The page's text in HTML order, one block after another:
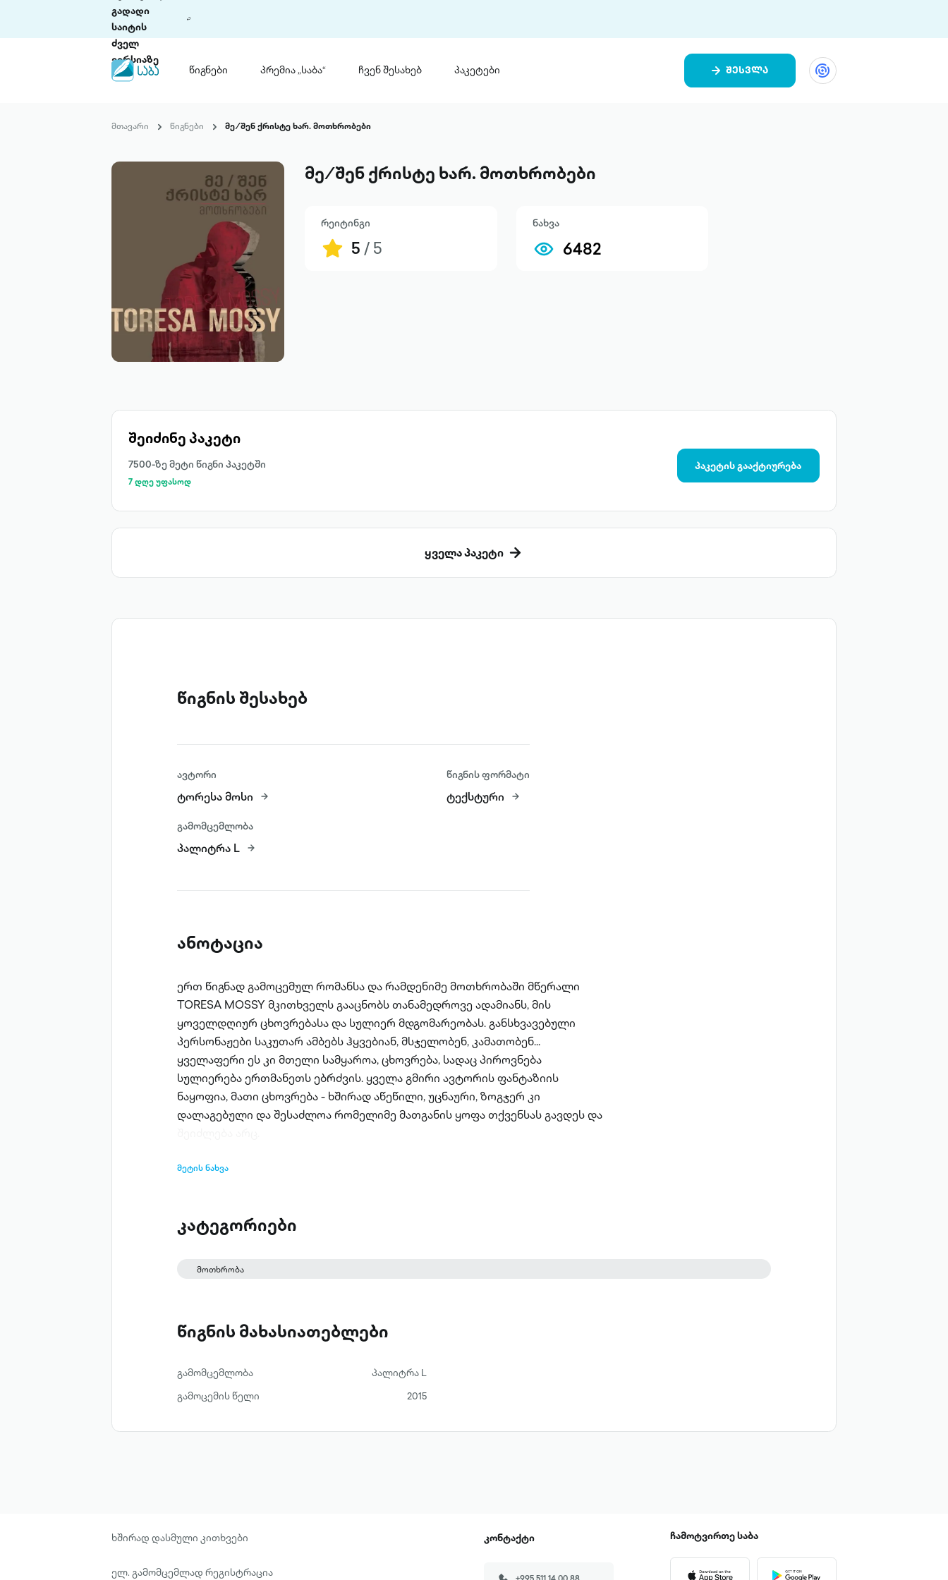
გადადი
საიტის
ძველ
ვერსიაზე
წიგნები პრემია „საბა“
ლიტერატურული პრემია „საბა“
წესდება
საკონკურსო განაცხადი
ჩვენ შესახებ პაკეტები შესვლა
ჩვენ შესახებ
მთავარი წიგნები მე ⁄ შენ ქრისტე ხარ. მოთხრობები
მე ⁄ შენ ქრისტე ხარ. მოთხრობები
რეიტინგი
5/ 5
ნახვა
6482
შეიძინე პაკეტი
7500-ზე მეტი წიგნი პაკეტში
7 დღე უფასოდ
პაკეტის გააქტიურება
ყველა პაკეტი
წიგნის შესახებ
ავტორი
ტორესა მოსი
გამომცემლობა
პალიტრა L
წიგნის ფორმატი
ტექსტური
ანოტაცია
ერთ წიგნად გამოცემულ რომანსა და რამდენიმე მოთხრობაში მწერალი
TORESA MOSSY მკითხველს გააცნობს თანამედროვე ადამიანს, მის
ყოველდღიურ ცხოვრებასა და სულიერ მდგომარეობას. განსხვავებული
პერსონაჟები საკუთარ ამბებს ჰყვებიან, მსჯელობენ, კამათობენ...
ყველაფერი ეს კი მთელი სამყაროა, ცხოვრება, სადაც პიროვნება
სულიერება ერთმანეთს ებრძვის. ყველა გმირი ავტორის ფანტაზიის
ნაყოფია, მათი ცხოვრება - ხშირად აწეწილი, უცნაური, ზოგჯერ კი
დალაგებული და შესაძლოა რომელიმე მათგანის ყოფა თქვენსას გავდეს და
მეტის ნახვა
კატეგორიები
მოთხრობა
წიგნის მახასიათებლები
გამომცემლობა
პალიტრა L
გამოცემის წელი
2015
ხშირად დასმული კითხვები
ელ. გამომცემლად რეგისტრაცია
კონტაქტი ჩამოტვირთესაბა